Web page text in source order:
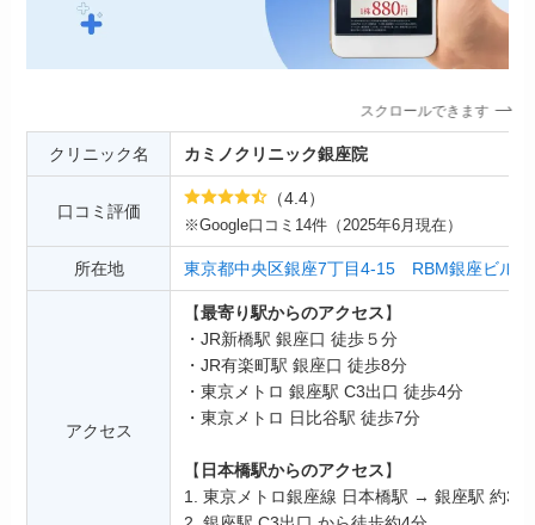
スクロールできます
クリニック名 カミノクリニック銀座院
口コミ評価
（4.4）
※Google口コミ14件（2025年6月現在）
所在地 東京都中央区銀座7丁目4-15 RBM銀座ビル 2
アクセス
【最寄り駅からのアクセス】
・JR新橋駅 銀座口 徒歩５分
・JR有楽町駅 銀座口 徒歩8分
・東京メトロ 銀座駅 C3出口 徒歩4分
・東京メトロ 日比谷駅 徒歩7分
【 日本橋駅からのアクセス】
1. 東京メトロ銀座線 日本橋駅 → 銀座駅 約3分